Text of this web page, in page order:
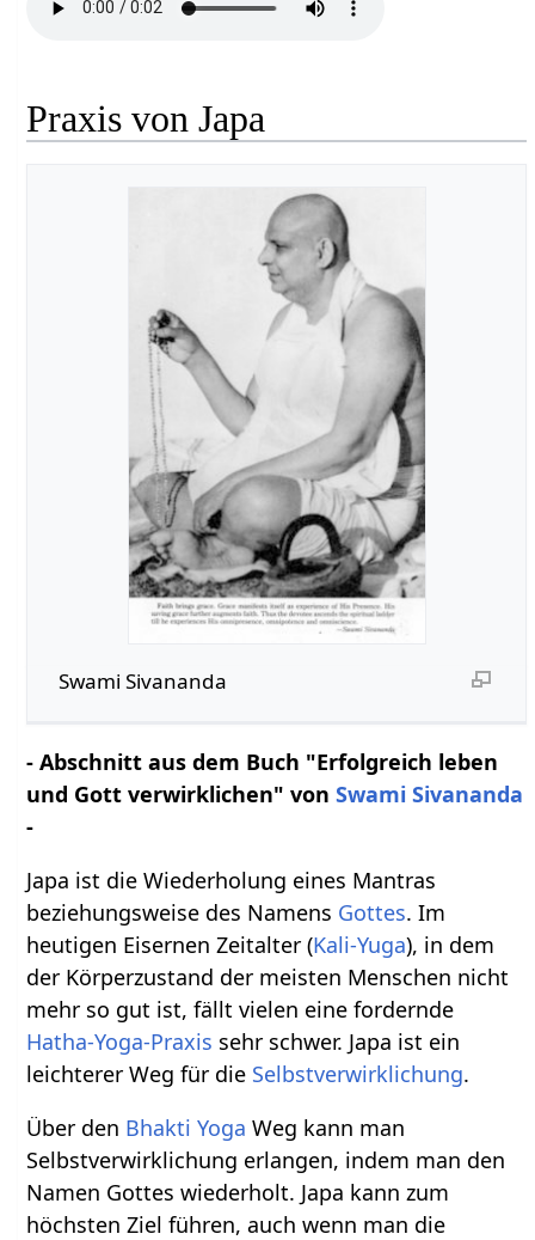
Praxis von Japa
Swami Sivananda
- Abschnitt aus dem Buch "Erfolgreich leben
und Gott verwirklichen" vonSwami Sivananda
-
Japa ist die Wiederholung eines Mantras
beziehungsweise des Namens Gottes. Im
heutigen Eisernen Zeitalter (Kali-Yuga), in dem
der Körperzustand der meisten Menschen nicht
mehr so gut ist, fällt vielen eine fordernde
Hatha-Yoga-Praxis sehr schwer. Japa ist ein
leichterer Weg für die Selbstverwirklichung.
Über den Bhakti Yoga Weg kann man
Selbstverwirklichung erlangen, indem man den
Namen Gottes wiederholt. Japa kann zum
höchsten Ziel führen, auch wenn man die